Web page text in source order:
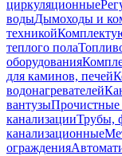
циркуляционные
водыДымоходы и
техникой
теплого пола
оборудования
для каминов, печей
водонагревателей
вантузы
канализацииТрубы,
канализационные
ограждения